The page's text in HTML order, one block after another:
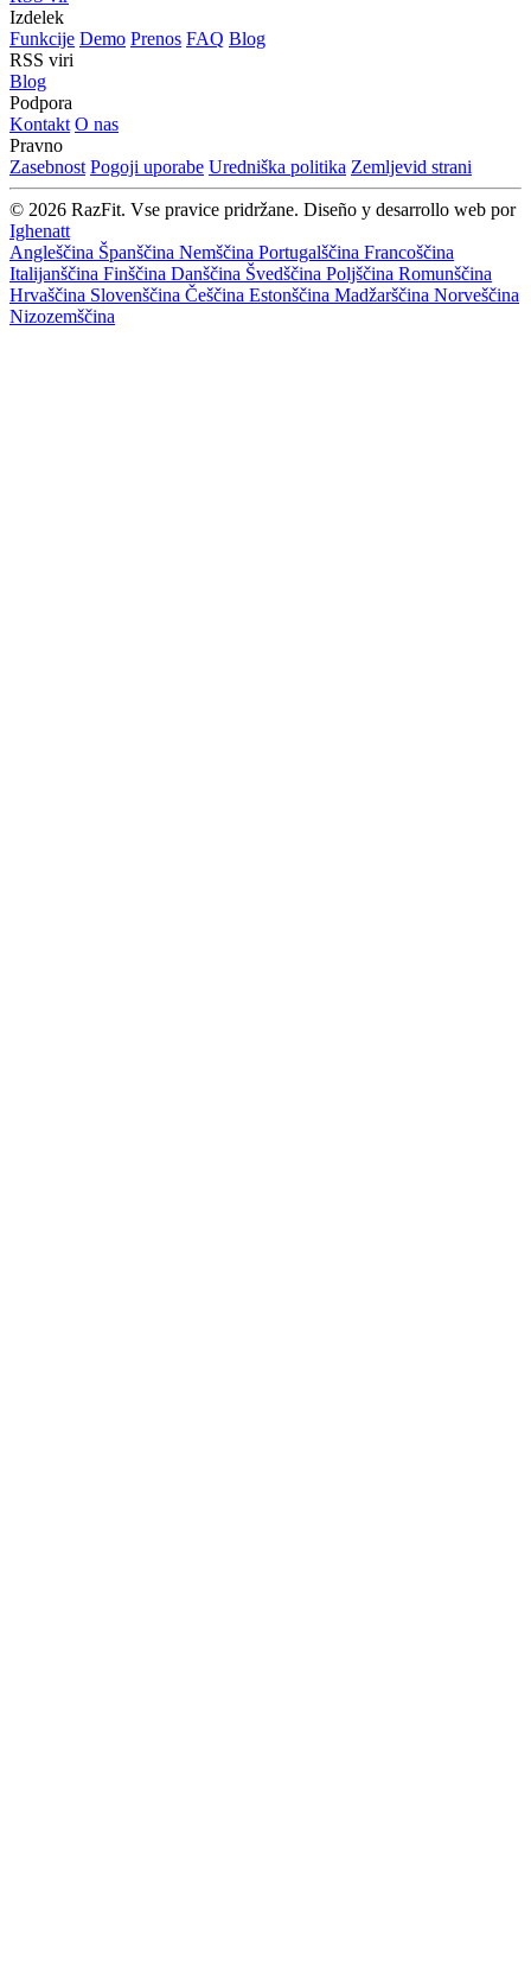
Izdelek
Funkcije Demo Prenos FAQ Blog
RSS viri
Blog
Podpora
Kontakt O nas
Pravno
Zasebnost Pogoji uporabe Uredniška politika Zemljevid strani
© 2026 RazFit. Vse pravice pridržane. Diseño y desarrollo web por
Ighenatt
Angleščina Španščina Nemščina Portugalščina Francoščina
Italijanščina Finščina Danščina Švedščina Poljščina Romunščina
Hrvaščina Slovenščina Češčina Estonščina Madžarščina Norveščina
Nizozemščina